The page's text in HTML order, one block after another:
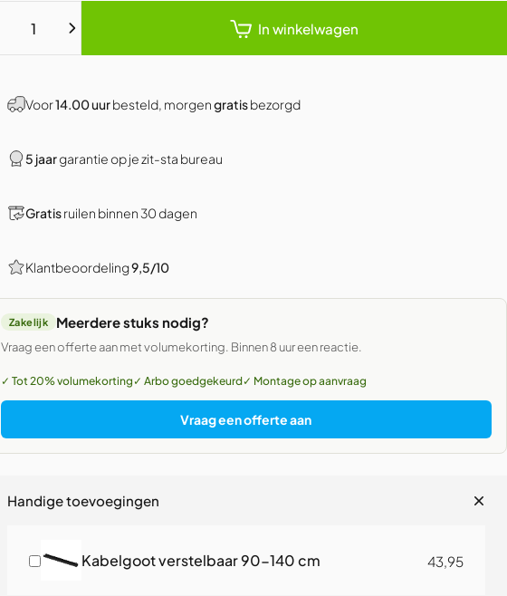
In winkelwagen
Voor14.00 uurbesteld, morgengratisbezorgd
5 jaargarantie op je zit-sta bureau
Gratisruilen binnen 30 dagen
Klantbeoordeling9,5/10
Zakelijk Meerdere stuks nodig?
Vraag een offerte aan met volumekorting. Binnen 8 uur een reactie.
✓ Tot 20% volumekorting ✓ Arbo goedgekeurd✓ Montage op aanvraag
Vraag een offerte aan
Handige toevoegingen
Kabelgoot verstelbaar 90-140 cm 43,95